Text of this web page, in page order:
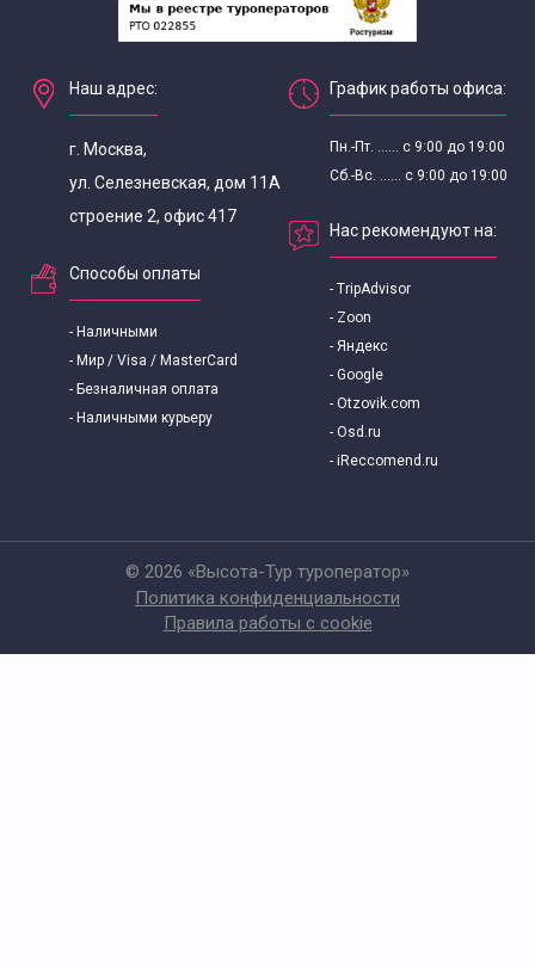
Наш адрес:
г. Москва,
ул. Селезневская, дом 11А
строение 2, офис 417
Способы оплаты
- Наличными
- Мир / Visa / MasterCard
- Безналичная оплата
- Наличными курьеру
График работы офиса:
Пн.-Пт. ...... с 9:00 до 19:00
Сб.-Вс. ...... с 9:00 до 19:00
Нас рекомендуют на:
- TripAdvisor
- Zoon
- Яндекс
- Google
- Otzovik.com
- Osd.ru
- iReccomend.ru
© 2026 «Высота-Тур туроператор»
Политика конфиденциальности
Правила работы с cookie